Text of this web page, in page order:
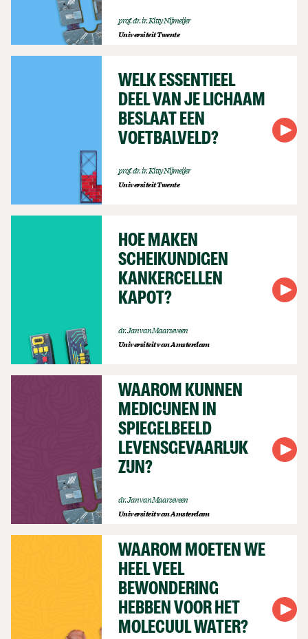
prof. dr. ir. Kitty Nijmeijer
Universiteit Twente
WELK ESSENTIEEL
DEEL VAN JE LICHAAM
BESLAAT EEN
VOETBALVELD?
prof. dr. ir. Kitty Nijmeijer
Universiteit Twente
HOE MAKEN
SCHEIKUNDIGEN
KANKERCELLEN
KAPOT?
dr. Jan van Maarseveen
Universiteit van Amsterdam
WAAROM KUNNEN
MEDICIJNEN IN
SPIEGELBEELD
LEVENSGEVAARLIJK
ZIJN?
dr. Jan van Maarseveen
Universiteit van Amsterdam
WAAROM MOETEN WE
HEEL VEEL
BEWONDERING
HEBBEN VOOR HET
MOLECUUL WATER?